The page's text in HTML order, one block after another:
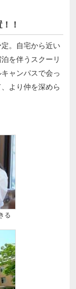
！
。自宅から近い
を伴うスクーリ
ャンパスで会っ
より仲を深めら
る